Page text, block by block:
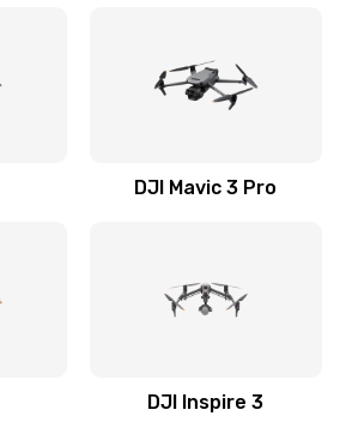
DJI Mavic 3 Pro
DJI Inspire 3